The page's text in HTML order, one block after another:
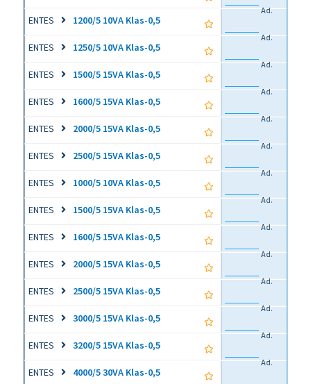
ENTES 1200/5 10VA Klas-0,5
Ad.
ENTES 1250/5 10VA Klas-0,5
Ad.
ENTES 1500/5 15VA Klas-0,5
Ad.
ENTES 1600/5 15VA Klas-0,5
Ad.
ENTES 2000/5 15VA Klas-0,5
Ad.
ENTES 2500/5 15VA Klas-0,5
Ad.
ENTES 1000/5 10VA Klas-0,5
Ad.
ENTES 1500/5 15VA Klas-0,5
Ad.
ENTES 1600/5 15VA Klas-0,5
Ad.
ENTES 2000/5 15VA Klas-0,5
Ad.
ENTES 2500/5 15VA Klas-0,5
Ad.
ENTES 3000/5 15VA Klas-0,5
Ad.
ENTES 3200/5 15VA Klas-0,5
Ad.
ENTES 4000/5 30VA Klas-0,5
Ad.